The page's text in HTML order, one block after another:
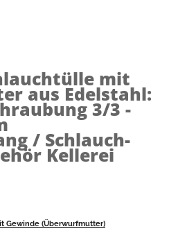
mit
aus Edelstahl:
3/3 -
/ Schlauch-
Kellerei
Gewinde (Überwurfmutter)